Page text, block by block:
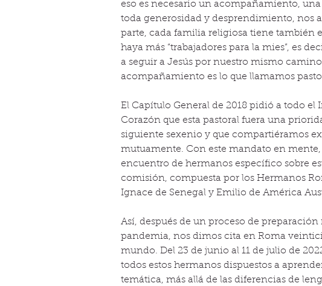
eso es necesario un acompañamiento,
toda generosidad y desprendimiento, nos
parte, cada familia religiosa tiene también
haya más “trabajadores para la mies”, es
a seguir a Jesús por nuestro mismo
acompañamiento es lo que llamamos
El Capítulo General de 2018 pidió a todo el
Corazón que esta pastoral fuera una
siguiente sexenio y que compartiéramos
mutuamente. Con este mandato en
encuentro de hermanos específico sobre
comisión, compuesta por los Hermanos
Ignace de Senegal y Emilio de América
Así, después de un proceso de
pandemia, nos dimos cita en Roma
mundo. Del 23 de junio al 11 de julio de
todos estos hermanos dispuestos a
temática, más allá de las diferencias de